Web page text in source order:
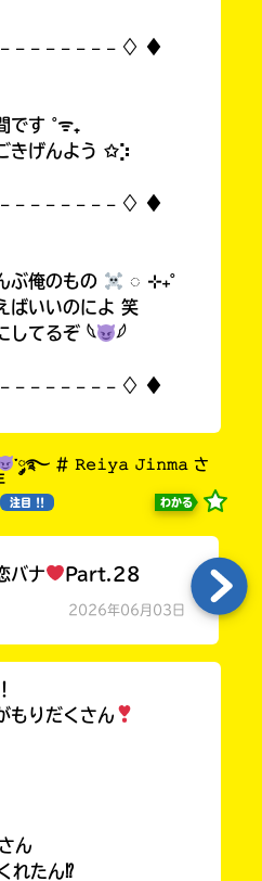
𓐄 𓐄 𓐄 𓐄 𓐄 𓐄 ♢ ♦︎
です ˚ᯤ₊
きげんよう ✩⡱
𓐄 𓐄 𓐄 𓐄 𓐄 𓐄 ♢ ♦︎
ぶ俺のもの
◌ ⊹₊˚
ばいいのによ 笑
してるぞ 𓆩
𓆪
𓐄 𓐄 𓐄 𓐄 𓐄 𓐄 ♢ ♦︎
་༘࿐ # 𝚁𝚎𝚒𝚢𝚊 𝙹𝚒𝚗𝚖𝚊 さ
注目 !! わかる
バナ Part.28
2026年06月03日
もりだくさん
ん
れたん⁉︎